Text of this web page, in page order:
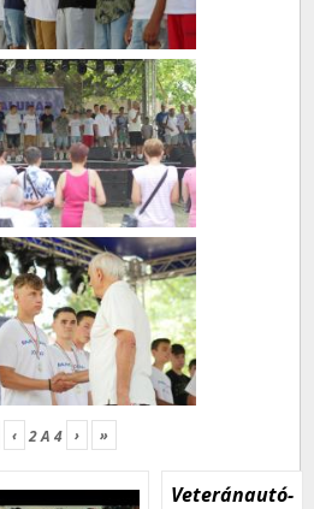
‹ 2A 4 › »
Veteránautó-